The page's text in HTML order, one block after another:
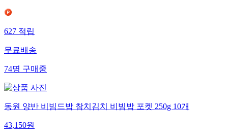
627 적립
무료배송
74명 구매중
동원 양반 비빔드밥 참치김치 비빔밥 포켓 250g 10개
43,150원